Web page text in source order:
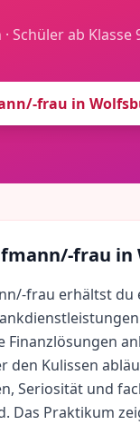
·Schüler ab Klasse
frau in
frau in
frau erhältst du
den Kulissen
Seriosität und
Das Praktikum